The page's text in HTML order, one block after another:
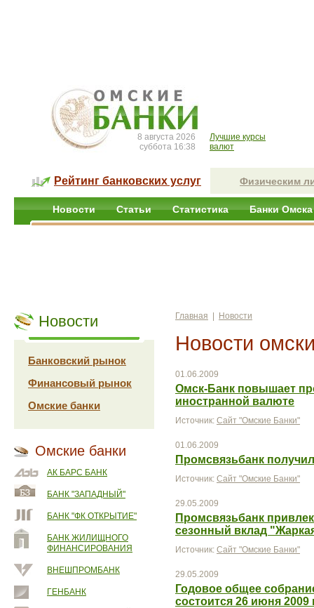
8 августа 2026
суббота 16:38
Лучшие курсы
валют
Рейтинг банковских услуг Физическим
Новости Статьи Статистика Банки Омска
Новости
Банковский рынок
Финансовый рынок
Омские банки
Омские банки
АК БАРС БАНК
БАНК "ЗАПАДНЫЙ"
БАНК "ФК ОТКРЫТИЕ"
БАНК ЖИЛИЩНОГО
ФИНАНСИРОВАНИЯ
ВНЕШПРОМБАНК
ГЕНБАНК
Главная Новости
Новости
01.06.2009
Омск-Банк повышает
иностранной валюте
Источник: Сайт "Омские Банки"
01.06.2009
Промсвязьбанк
Источник: Сайт "Омские Банки"
29.05.2009
Промсвязьбанк
сезонный вклад
Источник: Сайт "Омские Банки"
29.05.2009
Годовое общее
состоится 26 июня 2009